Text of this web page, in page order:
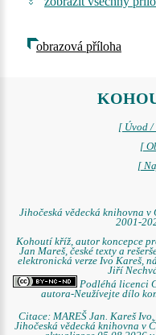
obrazová příloha
[ Úvod
[
[
Jihočeská vědecká knihovna
2001-
Kohoutí kříž, autor koncepce
Jan Mareš, české texty a
elektronická verze Ivo Kareš,
Jiří
Podléhá licenci
autora-Neužívejte dílo
Citace: MAREŠ Jan. Kareš
Jihočeská vědecká knihovna v